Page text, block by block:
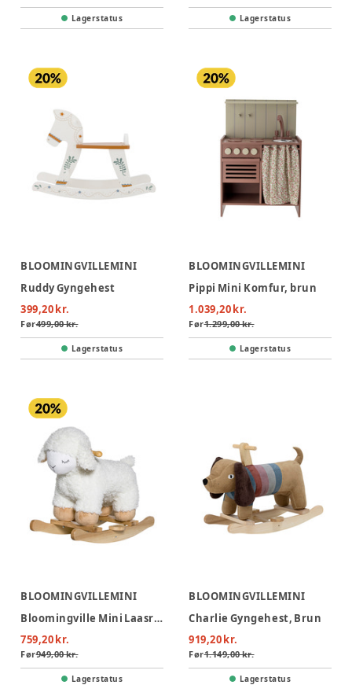
Lagerstatus Lagerstatus
BLOOMINGVILLEMINI
Ruddy Gyngehest
399,20 kr.
Før499,00 kr.
Lagerstatus
BLOOMINGVILLEMINI
Pippi Mini Komfur, brun
1.039,20 kr.
Før1.299,00 kr.
Lagerstatus
BLOOMINGVILLEMINI
Bloomingville Mini Laasrith Gyngehest Får
759,20 kr.
Før949,00 kr.
Lagerstatus
BLOOMINGVILLEMINI
Charlie Gyngehest, Brun
919,20 kr.
Før1.149,00 kr.
Lagerstatus